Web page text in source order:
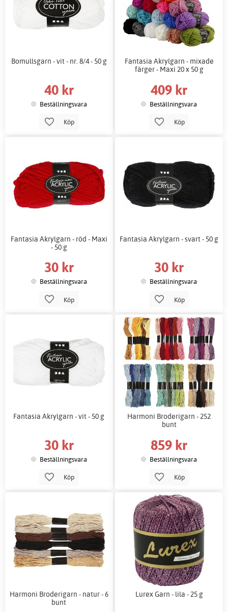
Bomullsgarn - vit - nr. 8/4 - 50 g
40 kr
Beställningsvara
Köp
Fantasia Akrylgarn - mixade
färger - Maxi 20 x 50 g
409 kr
Beställningsvara
Köp
Fantasia Akrylgarn - röd - Maxi
- 50 g
30 kr
Beställningsvara
Köp
Fantasia Akrylgarn - svart - 50 g
30 kr
Beställningsvara
Köp
Fantasia Akrylgarn - vit - 50 g
30 kr
Beställningsvara
Köp
Harmoni Broderigarn - 252
bunt
859 kr
Beställningsvara
Köp
Harmoni Broderigarn - natur - 6
bunt
Lurex Garn - lila - 25 g